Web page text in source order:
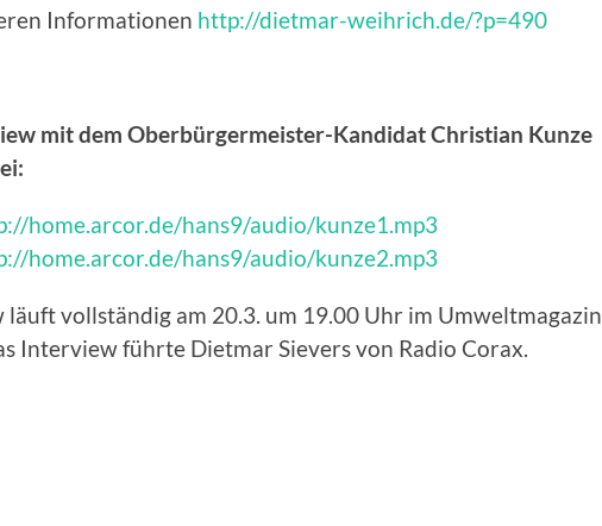
Informationen http://dietmar-weihrich.de/?p=490
mit dem Oberbürgermeister-Kandidat Christian Kunze
home.arcor.de/hans9/audio/kunze1.mp3
home.arcor.de/hans9/audio/kunze2.mp3
läuft vollständig am 20.3. um 19.00 Uhr im Umweltmagazin
Interview führte Dietmar Sievers von Radio Corax.